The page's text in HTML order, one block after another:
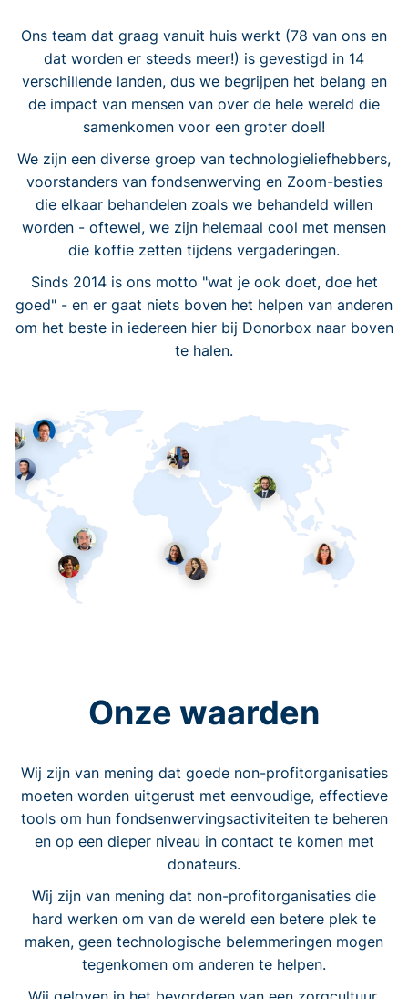
Ons team dat graag vanuit huis werkt (78 van ons en
dat worden er steeds meer!) is gevestigd in 14
verschillende landen, dus we begrijpen het belang en
de impact van mensen van over de hele wereld die
samenkomen voor een groter doel!
We zijn een diverse groep van technologieliefhebbers,
voorstanders van fondsenwerving en Zoom-besties
die elkaar behandelen zoals we behandeld willen
worden - oftewel, we zijn helemaal cool met mensen
die koffie zetten tijdens vergaderingen.
Sinds 2014 is ons motto "wat je ook doet, doe het
goed" - en er gaat niets boven het helpen van anderen
om het beste in iedereen hier bij Donorbox naar boven
te halen.
Onze waarden
Wij zijn van mening dat goede non-profitorganisaties
moeten worden uitgerust met eenvoudige, effectieve
tools om hun fondsenwervingsactiviteiten te beheren
en op een dieper niveau in contact te komen met
donateurs.
Wij zijn van mening dat non-profitorganisaties die
hard werken om van de wereld een betere plek te
maken, geen technologische belemmeringen mogen
tegenkomen om anderen te helpen.